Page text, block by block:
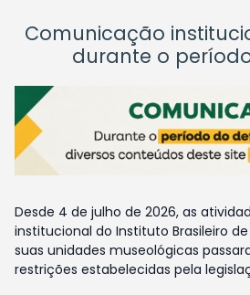
Comunicação
durante o
Desde 4 de julho de 2026, as
institucional do Instituto Brasileiro
suas unidades museológicas
restrições estabelecidas pela